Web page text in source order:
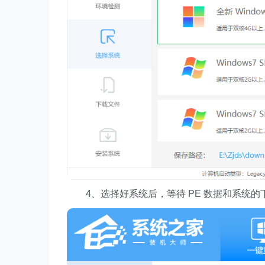
4、选择好系统后，等待 PE 数据和系统的